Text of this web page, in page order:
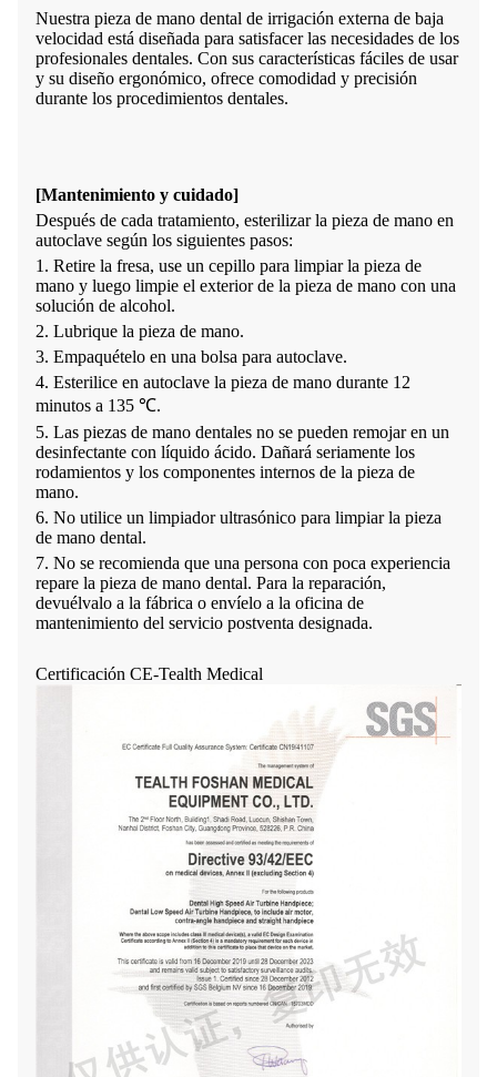
Nuestra pieza de mano dental de irrigación externa de baja
velocidad está diseñada para satisfacer las necesidades de los
profesionales dentales. Con sus características fáciles de usar
y su diseño ergonómico, ofrece comodidad y precisión
durante los procedimientos dentales.
[Mantenimiento y cuidado]
Después de cada tratamiento, esterilizar la pieza de mano en
autoclave según los siguientes pasos:
1. Retire la fresa, use un cepillo para limpiar la pieza de
mano y luego limpie el exterior de la pieza de mano con una
solución de alcohol.
2. Lubrique la pieza de mano.
3. Empaquételo en una bolsa para autoclave.
4. Esterilice en autoclave la pieza de mano durante 12
minutos a 135 ℃.
5. Las piezas de mano dentales no se pueden remojar en un
desinfectante con líquido ácido. Dañará seriamente los
rodamientos y los componentes internos de la pieza de
mano.
6. No utilice un limpiador ultrasónico para limpiar la pieza
de mano dental.
7. No se recomienda que una persona con poca experiencia
repare la pieza de mano dental. Para la reparación,
devuélvalo a la fábrica o envíelo a la oficina de
mantenimiento del servicio postventa designada.
Certificación CE-Tealth Medical